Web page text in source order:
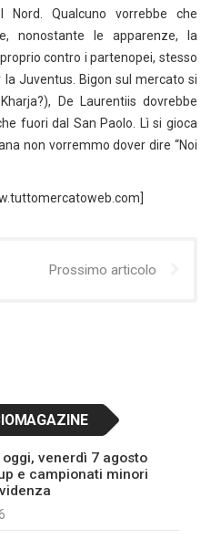
Qualcuno vorrebbe che
nonostante le apparenze, la
contro i partenopei, stesso
Juventus. Bigon sul mercato si
De Laurentiis dovrebbe
fuori dal San Paolo. Lì si gioca
non vorremmo dover dire “Noi
Prossimo articolo
venerdì 7 agosto
e campionati minori